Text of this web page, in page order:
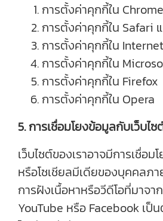
การตั้งค่าคุกกี้ใน Chrome
การตั้งค่าคุกกี้ใน Safari
การตั้งค่าคุกกี้ใน
การตั้งค่าคุกกี้ใน
การตั้งค่าคุกกี้ใน Firefox
การตั้งค่าคุกกี้ใน Opera
5. การเชื่อมโยงข้อมูลกับเว็บไ
เว็บไซต์ของเราอาจมีการเชื่อม
หรือโซเชียลมีเดียของบุคคลภ
การฝังเนื้อหาหรือวีดีโอที่มาจา
YouTube หรือ Facebook เป็